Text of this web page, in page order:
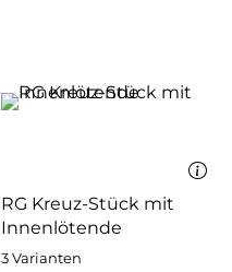
RG Kreuz-Stück mit
Innenlötende
3 Varianten